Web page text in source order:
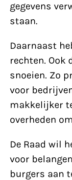
gegevens
staan.
Daarnaast
rechten. Ook
snoeien. Zo
voor
makkelijker
overheden
De Raad wil
voor
burgers aan